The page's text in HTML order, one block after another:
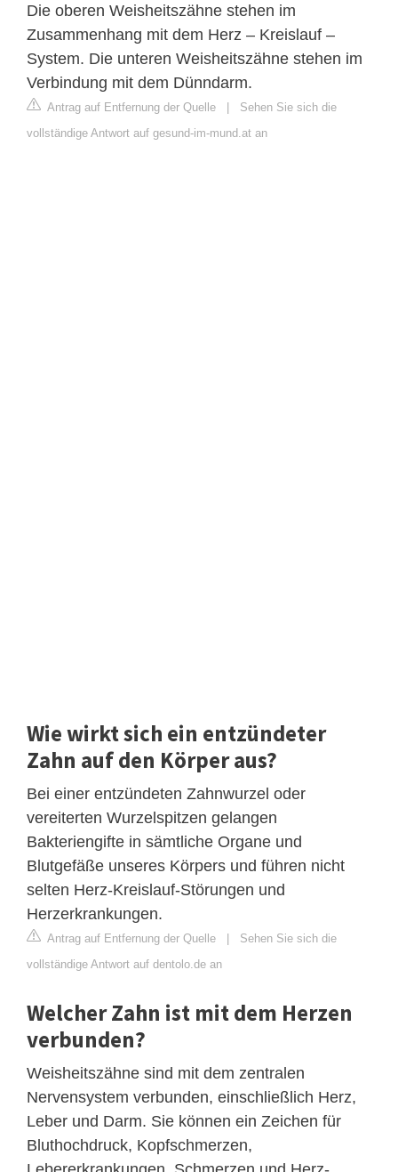
Die oberen Weisheitszähne stehen im
Zusammenhang mit dem Herz – Kreislauf –
System. Die unteren Weisheitszähne stehen im
Verbindung mit dem Dünndarm.
Antrag auf Entfernung der Quelle | Sehen Sie sich die
vollständige Antwort auf gesund-im-mund.at an
Wie wirkt sich ein entzündeter
Zahn auf den Körper aus?
Bei einer entzündeten Zahnwurzel oder
vereiterten Wurzelspitzen gelangen
Bakteriengifte in sämtliche Organe und
Blutgefäße unseres Körpers und führen nicht
selten Herz-Kreislauf-Störungen und
Herzerkrankungen.
Antrag auf Entfernung der Quelle | Sehen Sie sich die
vollständige Antwort auf dentolo.de an
Welcher Zahn ist mit dem Herzen
verbunden?
Weisheitszähne sind mit dem zentralen
Nervensystem verbunden, einschließlich Herz,
Leber und Darm. Sie können ein Zeichen für
Bluthochdruck, Kopfschmerzen,